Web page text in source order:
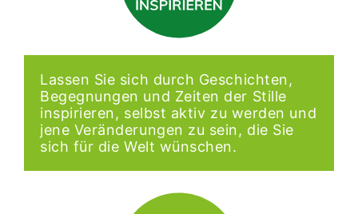
Lassen Sie sich durch Geschichten,
Begegnungen und Zeiten der Stille
inspirieren, selbst aktiv zu werden und
jene Veränderungen zu sein, die Sie
sich für die Welt wünschen.